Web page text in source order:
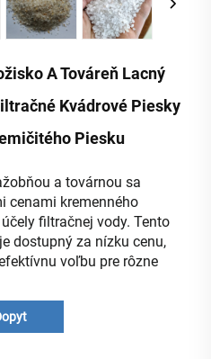
A Továreň Lacný
Kvádrové Piesky
Piesku
a továrnou sa
cenami kremenného
filtračnej vody. Tento
dostupný za nízku cenu,
voľbu pre rôzne